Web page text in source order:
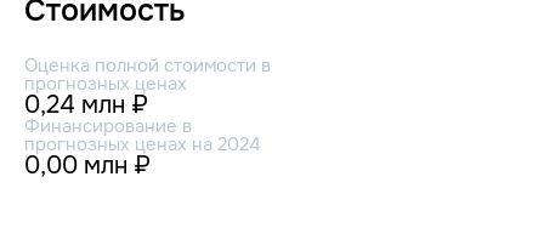
Стоимость
Оценка полной стоимости в
прогнозных ценах
0,24 млн ₽
Финансирование в
прогнозных ценах на 2024
0,00 млн ₽